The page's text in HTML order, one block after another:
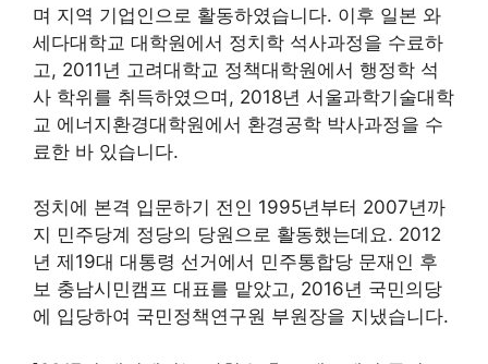
며 지역 기업인으로 활동하였습니다. 이후 일본 와
세다대학교 대학원에서 정치학 석사과정을 수료하
고, 2011년 고려대학교 정책대학원에서 행정학 석
사 학위를 취득하였으며, 2018년 서울과학기술대학
교 에너지환경대학원에서 환경공학 박사과정을 수
료한 바 있습니다.
정치에 본격 입문하기 전인 1995년부터 2007년까
지 민주당계 정당의 당원으로 활동했는데요. 2012
년 제19대 대통령 선거에서 민주통합당 문재인 후
보 충남시민캠프 대표를 맡았고, 2016년 국민의당
에 입당하여 국민정책연구원 부원장을 지냈습니다.